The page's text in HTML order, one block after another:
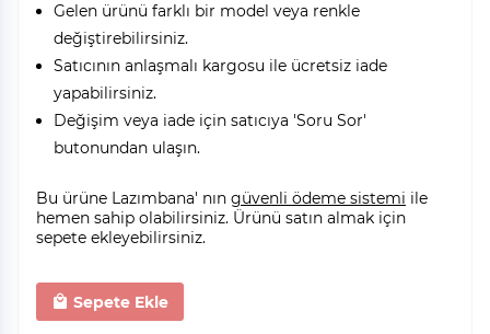
Gelen ürünü farklı bir model veya renkle
değiştirebilirsiniz.
Satıcının anlaşmalı kargosu ile ücretsiz iade
yapabilirsiniz.
Değişim veya iade için satıcıya 'Soru Sor'
butonundan ulaşın.
Bu ürüne Lazımbana' nın güvenli ödeme sistemi ile
hemen sahip olabilirsiniz. Ürünü satın almak için
sepete ekleyebilirsiniz.
Sepete Ekle